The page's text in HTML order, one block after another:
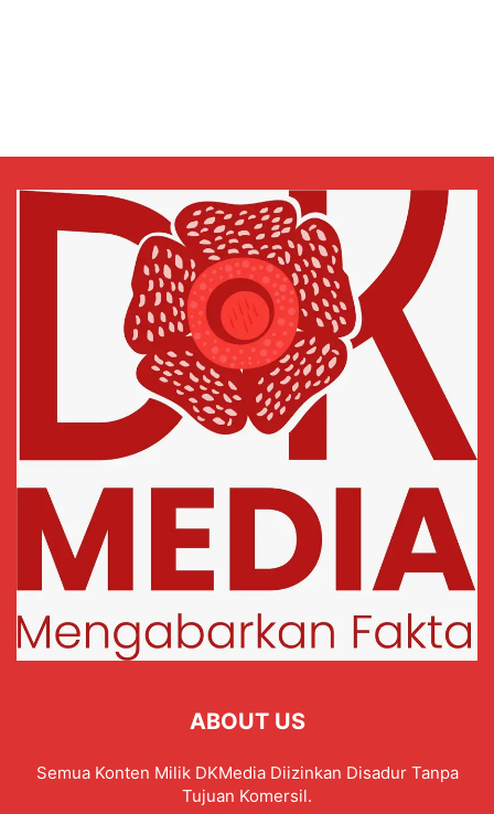
ABOUT US
Semua Konten Milik DKMedia Diizinkan Disadur Tanpa
Tujuan Komersil.